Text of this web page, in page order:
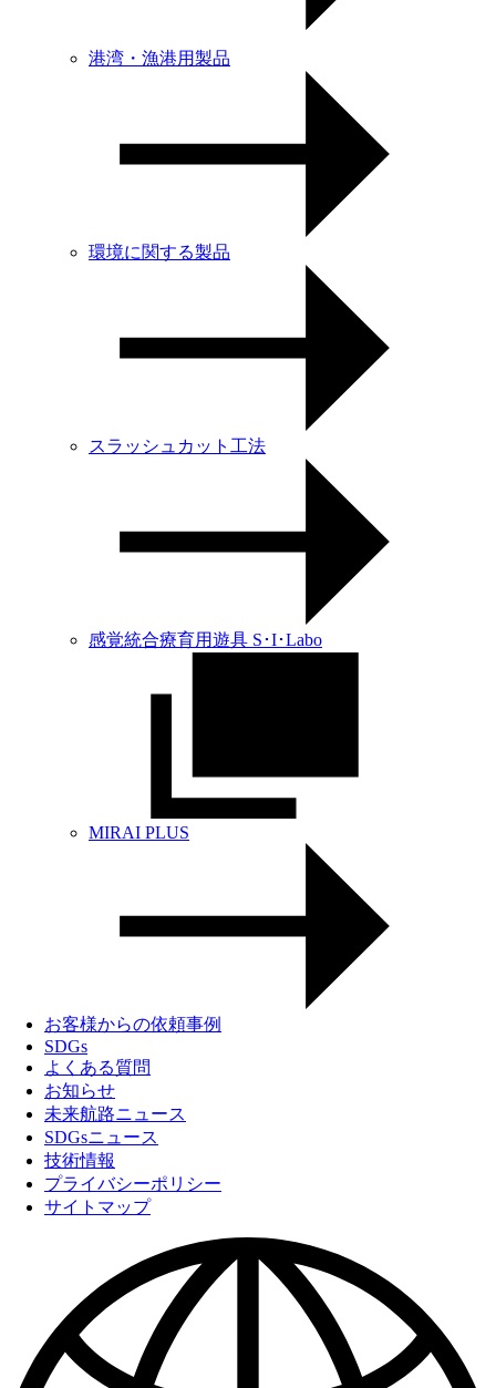
港湾・漁港用製品
環境に関する製品
スラッシュカット工法
感覚統合療育用遊具 S･I･Labo
MIRAI PLUS
お客様からの依頼事例
SDGs
よくある質問
お知らせ
未来航路ニュース
SDGsニュース
技術情報
プライバシーポリシー
サイトマップ